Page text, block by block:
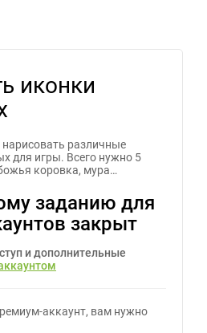
иконки
различные
для игры. Всего нужно 5
коровка, мура…
заданию для
закрыт
и дополнительные
аккаунт, вам нужно